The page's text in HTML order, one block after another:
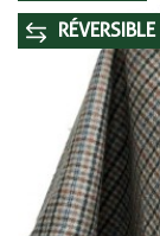
RÉVERSIBLE